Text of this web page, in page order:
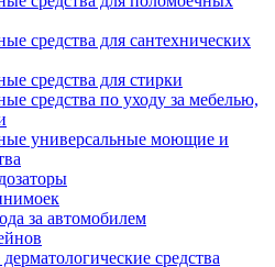
средства для сантехнических
средства для стирки
средства по уходу за мебелью,
универсальные моющие и
за автомобилем